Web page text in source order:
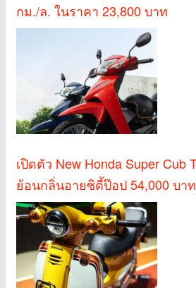
กม./ล. ในราคา 23,800 บาท
เปิดตัว New Honda Super Cub
ย้อนกลิ่นอายซิตี้ป๊อป 54,000 บาท